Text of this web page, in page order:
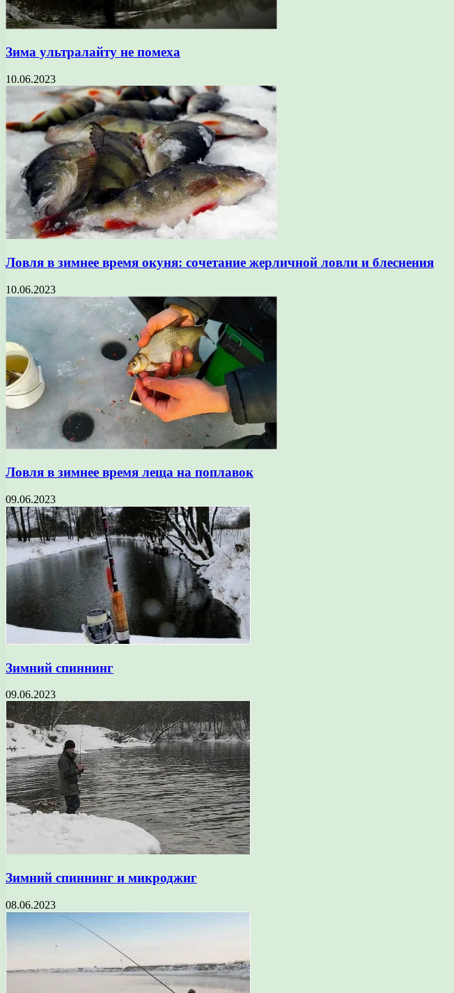
Зима ультралайту не помеха
10.06.2023
Ловля в зимнее время окуня: сочетание жерличной ловли и блеснения
10.06.2023
Ловля в зимнее время леща на поплавок
09.06.2023
Зимний спиннинг
09.06.2023
Зимний спиннинг и микроджиг
08.06.2023